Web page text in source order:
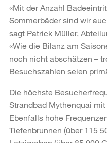
«Mit der Anzahl
Sommerbäder sind wir
sagt Patrick Müller,
«Wie die Bilanz am
noch nicht abschätzen –
Besuchszahlen seien
Die höchste
Strandbad Mythenquai
Ebenfalls hohe
Tiefenbrunnen (über 115